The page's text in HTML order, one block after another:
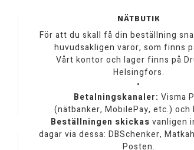
NÄTBUTIK
För att du skall få din beställning
huvudsakligen varor, som finns
Vårt kontor och lager finns på
Helsingfors.
•
Betalningskanaler: Visma
(nätbanker, MobilePay, etc.) och
Beställningen skickas vanligen
dagar via dessa: DBSchenker,
Posten.